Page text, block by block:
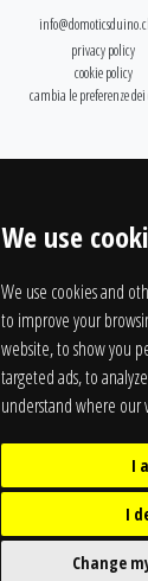
We use
We use cookies and
to improve your
website, to show you
targeted ads, to
understand where our
I
I
Change
privacy policy
cookie policy
cambia le preferenze dei